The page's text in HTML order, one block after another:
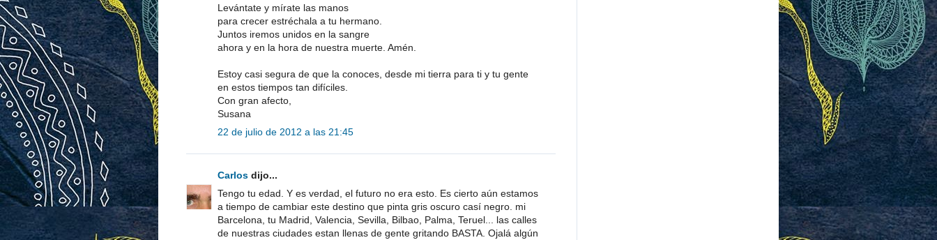
Levántate y mírate las manos
para crecer estréchala a tu hermano.
Juntos iremos unidos en la sangre
ahora y en la hora de nuestra muerte. Amén.
Estoy casi segura de que la conoces, desde mi tierra para ti y tu gente
en estos tiempos tan difíciles.
Con gran afecto,
Susana
22 de julio de 2012 a las 21:45
Carlos dijo...
Tengo tu edad. Y es verdad, el futuro no era esto. Es cierto aún estamos
a tiempo de cambiar este destino que pinta gris oscuro casí negro. mi
Barcelona, tu Madrid, Valencia, Sevilla, Bilbao, Palma, Teruel... las calles
de nuestras ciudades estan llenas de gente gritando BASTA. Ojalá algún